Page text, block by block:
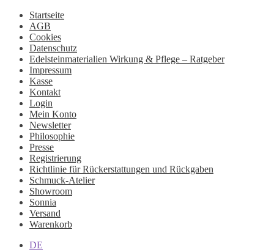
Startseite
AGB
Cookies
Datenschutz
Edelsteinmaterialien Wirkung & Pflege – Ratgeber
Impressum
Kasse
Kontakt
Login
Mein Konto
Newsletter
Philosophie
Presse
Registrierung
Richtlinie für Rückerstattungen und Rückgaben
Schmuck-Atelier
Showroom
Sonnia
Versand
Warenkorb
DE